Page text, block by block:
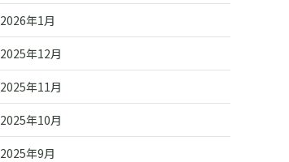
2026年1月
2025年12月
2025年11月
2025年10月
2025年9月